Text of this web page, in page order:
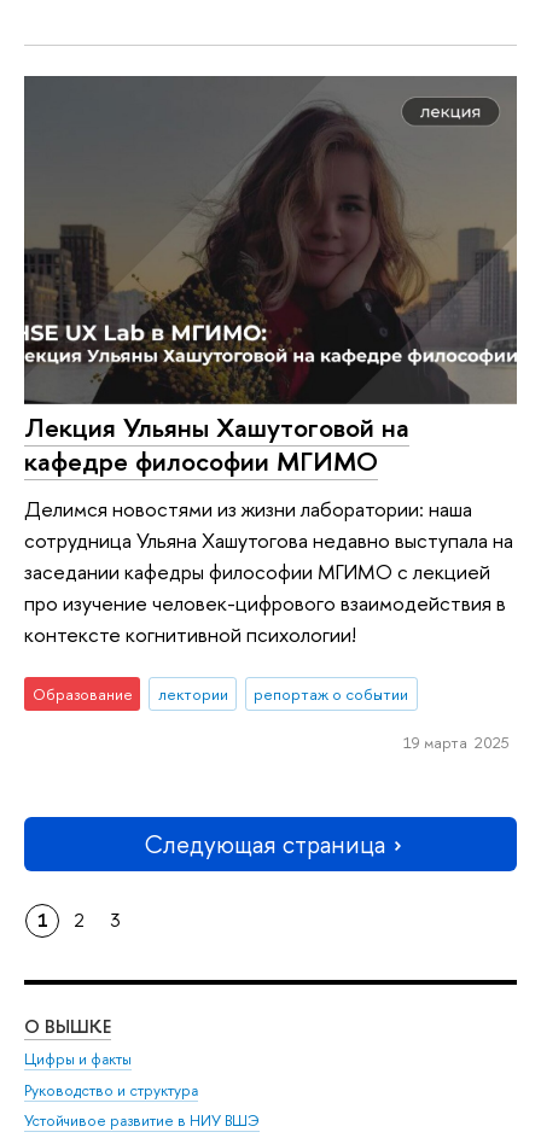
Лекция Ульяны Хашутоговой на
кафедре философии МГИМО
Делимся новостями из жизни лаборатории: наша
сотрудница Ульяна Хашутогова недавно выступала на
заседании кафедры философии МГИМО с лекцией
про изучение человек-цифрового взаимодействия в
контексте когнитивной психологии!
Образование лектории репортаж о событии
19 марта 2025
Следующая страница
1 2 3
О ВЫШКЕ
Цифры и факты
Руководство и структура
Устойчивое развитие в НИУ ВШЭ